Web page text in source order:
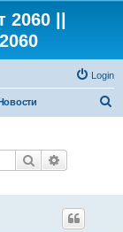
||
Login
Search